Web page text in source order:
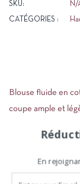
SKU: N/
CATÉGORIES :
Blouse fluide en
coupe ample et
Une pièce facile à
pantalon fluide
En